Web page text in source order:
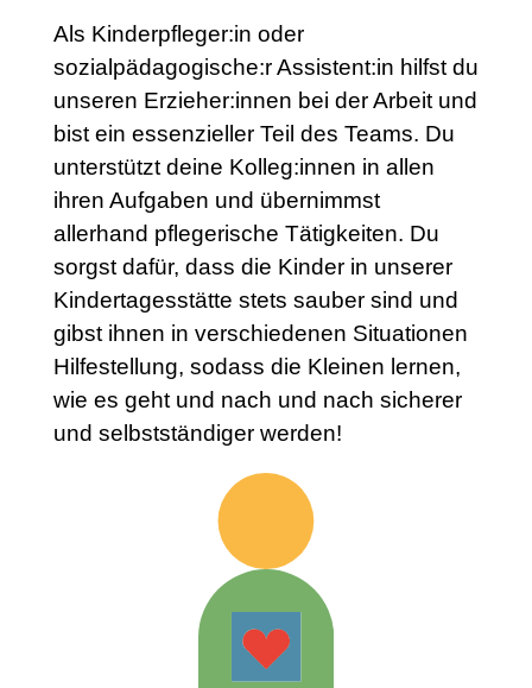
Als Kinderpfleger:in oder
sozialpädagogische:r Assistent:in hilfst du
unseren Erzieher:innen bei der Arbeit und
bist ein essenzieller Teil des Teams. Du
unterstützt deine Kolleg:innen in allen
ihren Aufgaben und übernimmst
allerhand pflegerische Tätigkeiten. Du
sorgst dafür, dass die Kinder in unserer
Kindertagesstätte stets sauber sind und
gibst ihnen in verschiedenen Situationen
Hilfestellung, sodass die Kleinen lernen,
wie es geht und nach und nach sicherer
und selbstständiger werden!